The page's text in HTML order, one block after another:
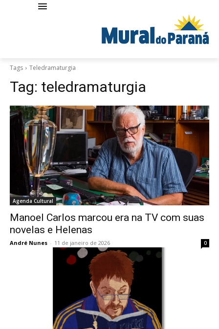
Tags Teledramaturgia
Tag: teledramaturgia
Agenda Cultural
Manoel Carlos marcou era na TV com suas
novelas e Helenas
André Nunes - 11 de janeiro de 2026 0